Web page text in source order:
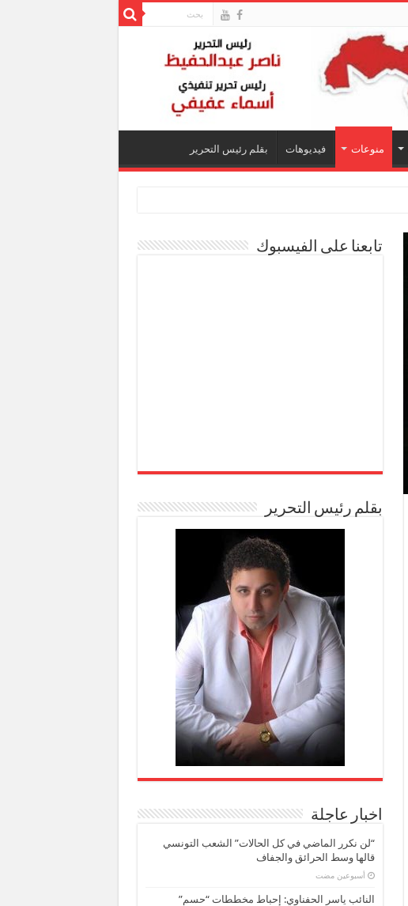
منوعات فيديوهات بقلم رئيس التحرير
تابعنا على الفيسبوك
بقلم رئيس التحرير
اخبار عاجلة
“لن نكرر الماضي في كل الحالات” الشعب التونسي
قالها وسط الحرائق والجفاف
‏أسبوعين مضت
النائب ياسر الحفناوي: إحباط مخططات “حسم”